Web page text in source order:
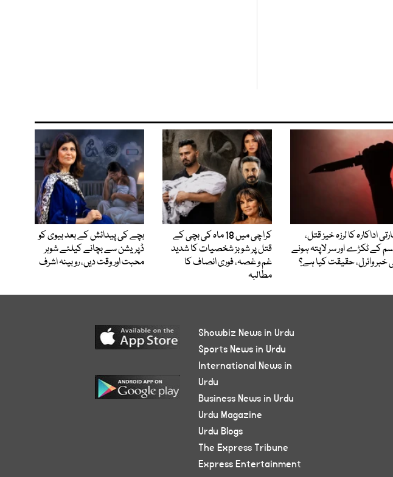
اداکارہ کا لرزہ خیز قتل،
کے ٹکڑے اور سر لاپتہ ہونے
خبر وائرل، حقیقت کیا ہے؟
کراچی میں 18 ماہ کی بچی کے
قتل پر شوبز شخصیات کا شدید
غم و غصہ، فوری انصاف کا
مطالبہ
بچے کی پیدائش کے بعد بیوی کو
ڈپریشن سے بچانے کیلئے شوہر
محبت اور وقت دیں، روبینہ اشرف
Showbiz News in Urdu
Sports News in Urdu
International News in
Urdu
Business News in Urdu
Urdu Magazine
Urdu Blogs
The Express Tribune
Express Entertainment